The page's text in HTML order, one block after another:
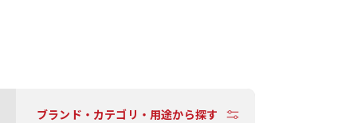
ブランド・カテゴリ・用途から探す